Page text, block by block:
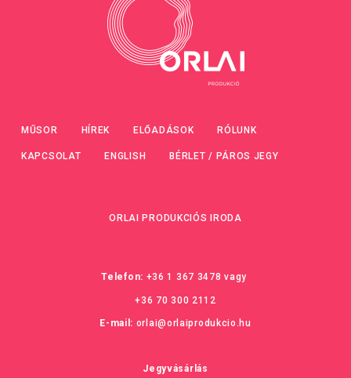
MŰSOR HÍREK ELŐADÁSOK RÓLUNK
KAPCSOLAT ENGLISH BÉRLET / PÁROS JEGY
ORLAI PRODUKCIÓS IRODA
Telefon: +36 1 367 3478 vagy
+36 70 300 2112
E-mail: orlai@orlaiprodukcio.hu
Jegyvásárlás